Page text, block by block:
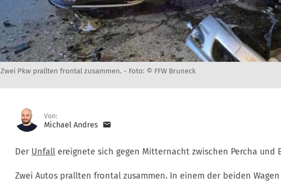
Zwei Pkw prallten frontal zusammen. - Foto: © FFW Bruneck
Von:
Michael Andres
Der Unfall ereignete sich gegen Mitternacht zwischen Percha und
Zwei Autos prallten frontal zusammen. In einem der beiden